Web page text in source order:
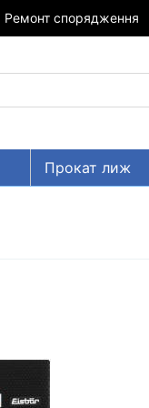
Ремонт спорядження
Прокат лиж